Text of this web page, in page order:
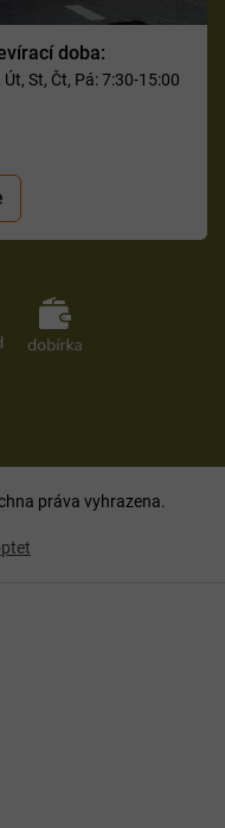
doba:
Út, St, Čt, Pá: 7:30-15:00
práva vyhrazena.